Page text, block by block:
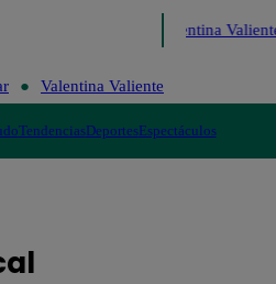
Valentina Valiente
Valentina Valiente
TendenciasDeportesEspectáculos